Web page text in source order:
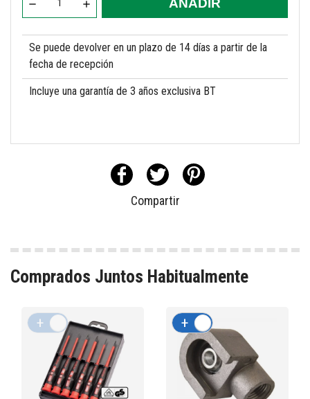
AÑADIR
Se puede devolver en un plazo de 14 días a partir de la
fecha de recepción
Incluye una garantía de 3 años exclusiva BT
Compartir
Comprados Juntos Habitualmente
+ - +